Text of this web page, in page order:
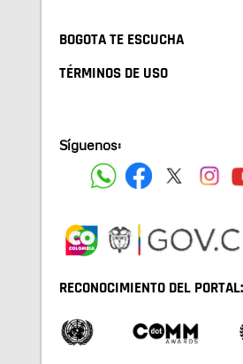
BOGOTA TE ESCUCHA
TÉRMINOS DE USO
Síguenos:
RECONOCIMIENTO DEL PORTAL: